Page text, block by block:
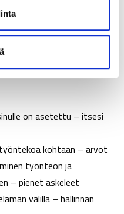
kokemuksiin.
Se antaa meille
on asetettu – itsesi
kohtaan – arvot
työnteon ja
– pienet askeleet
välillä – hallinnan